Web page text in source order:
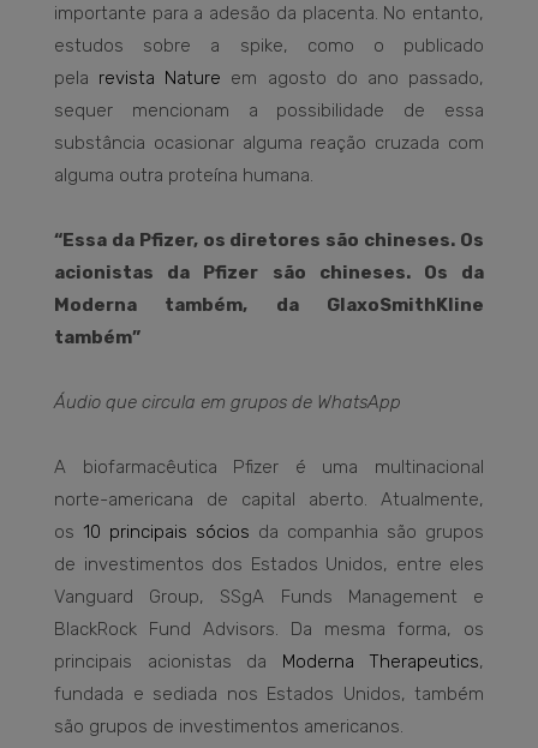
importante para a adesão da placenta. No entanto,
estudos sobre a spike, como o publicado
pela revista Nature em agosto do ano passado,
sequer mencionam a possibilidade de essa
substância ocasionar alguma reação cruzada com
alguma outra proteína humana.
“Essa da Pfizer, os diretores são chineses. Os
acionistas da Pfizer são chineses. Os da
Moderna também, da GlaxoSmithKline
também”
Áudio que circula em grupos de WhatsApp
A biofarmacêutica Pfizer é uma multinacional
norte-americana de capital aberto. Atualmente,
os 10 principais sócios da companhia são grupos
de investimentos dos Estados Unidos, entre eles
Vanguard Group, SSgA Funds Management e
BlackRock Fund Advisors. Da mesma forma, os
principais acionistas da Moderna Therapeutics,
fundada e sediada nos Estados Unidos, também
são grupos de investimentos americanos.